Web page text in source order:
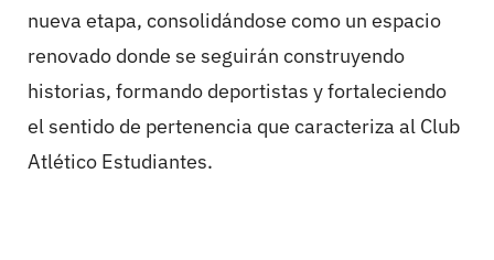
nueva etapa, consolidándose como un espacio
renovado donde se seguirán construyendo
historias, formando deportistas y fortaleciendo
el sentido de pertenencia que caracteriza al Club
Atlético Estudiantes.